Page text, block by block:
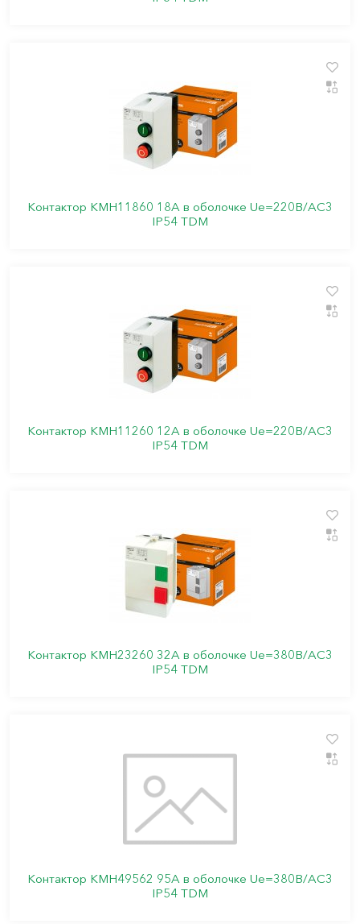
Контактор КМН11860 18А в оболочке Ue=220В/АС3
IP54 TDM
Контактор КМН11260 12А в оболочке Ue=220В/АС3
IP54 TDM
Контактор КМН23260 32А в оболочке Ue=380В/АС3
IP54 TDM
Контактор КМН49562 95А в оболочке Ue=380В/АС3
IP54 TDM